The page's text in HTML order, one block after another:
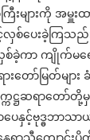
ျားကို အမှူးထ
လှစ်ပေးခဲ့ကြသည်
ာ ကျိုက်မရေ
တော်မြတ်မျ
ဋ္ဌဆရာတော်တို့
နှင့်ဗုဒ္ဓဘာသာ